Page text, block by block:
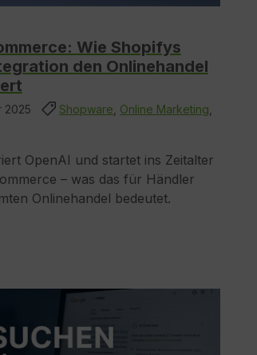
Wie Shopifys
den Onlinehandel
2025 Shopware Online Marketing
OpenAI und startet ins Zeitalter
– was das für Händler
Onlinehandel bedeutet.